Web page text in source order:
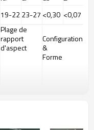
19-2223-27 <0,30 <0,07
Plage de
rapport
d'aspect
Configuration
&
Forme